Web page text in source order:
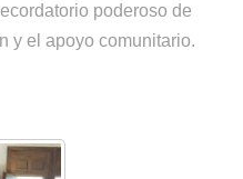
poderoso de
y el apoyo comunitario.